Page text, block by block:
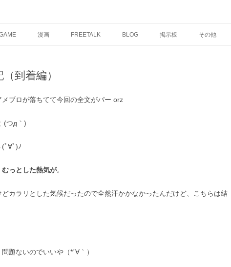
ン
漫画 FREETALK BLOG 掲示板 その他
到着編）
ブロが落ちてて今回の全文がパー orz
(つд｀)
(ﾟ∀ﾟ)ﾉ
むっとした熱気が。
カラリとした気候だったので全然汗かかなかったんだけど、こちらは結
題ないのでいいや（*´∀｀）